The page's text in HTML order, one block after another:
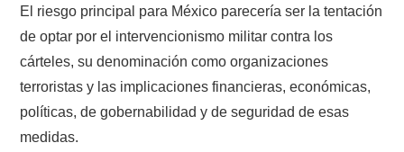
El riesgo principal para México parecería ser la tentación
de optar por el intervencionismo militar contra los
cárteles, su denominación como organizaciones
terroristas y las implicaciones financieras, económicas,
políticas, de gobernabilidad y de seguridad de esas
medidas.